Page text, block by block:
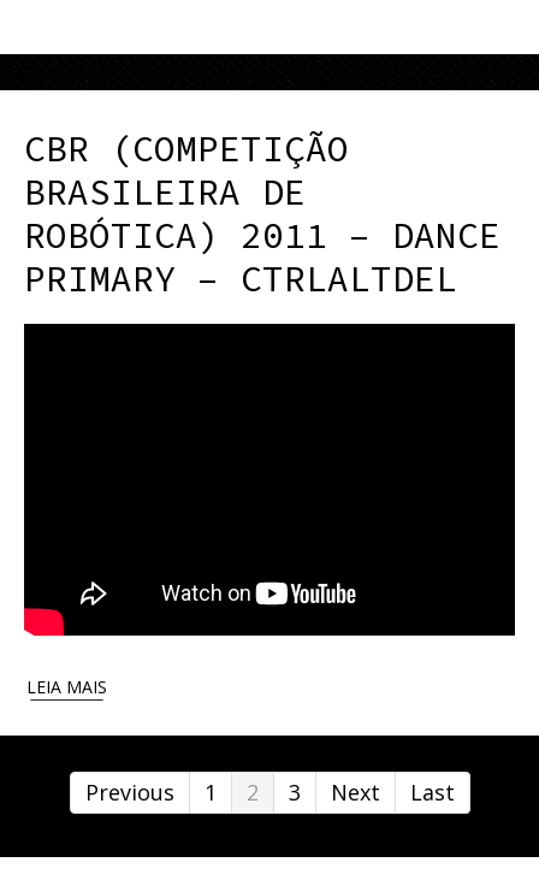
CBR (COMPETIÇÃO
BRASILEIRA DE
ROBÓTICA) 2011 – DANCE
PRIMARY – CTRLALTDEL
LEIA MAIS
Previous 1 2 3 Next Last